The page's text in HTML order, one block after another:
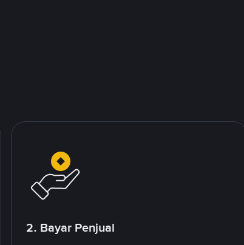
2. Bayar Penjual